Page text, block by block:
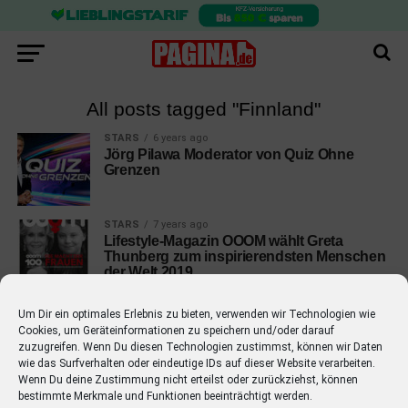
Um Dir ein optimales Erlebnis zu bieten, verwenden wir Technologien wie
Cookies, um Geräteinformationen zu speichern und/oder darauf
zuzugreifen. Wenn Du diesen Technologien zustimmst, können wir Daten
wie das Surfverhalten oder eindeutige IDs auf dieser Website verarbeiten.
Wenn Du deine Zustimmung nicht erteilst oder zurückziehst, können
bestimmte Merkmale und Funktionen beeinträchtigt werden.
All posts tagged "Finnland"
STARS 6 years ago
Jörg Pilawa Moderator von Quiz Ohne
Grenzen
STARS 7 years ago
Lifestyle-Magazin OOOM wählt Greta
Thunberg zum inspirierendsten Menschen
der Welt 2019
EMPFOHLEN